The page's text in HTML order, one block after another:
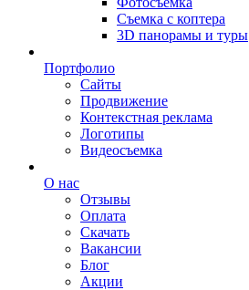
Съемка с коптера
3D панорамы и туры
Портфолио
Сайты
Продвижение
Контекстная реклама
Логотипы
Видеосъемка
О нас
Отзывы
Оплата
Скачать
Вакансии
Блог
Акции